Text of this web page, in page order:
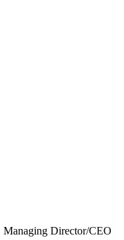
Managing Director/CEO